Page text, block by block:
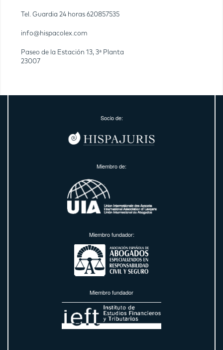
Tel. Guardia 24 horas 620857535
info@hispacolex.com
Paseo de la Estación 13, 3ª Planta
23007
Socio de:
Miembro de:
Miembro fundador:
Miembro fundador